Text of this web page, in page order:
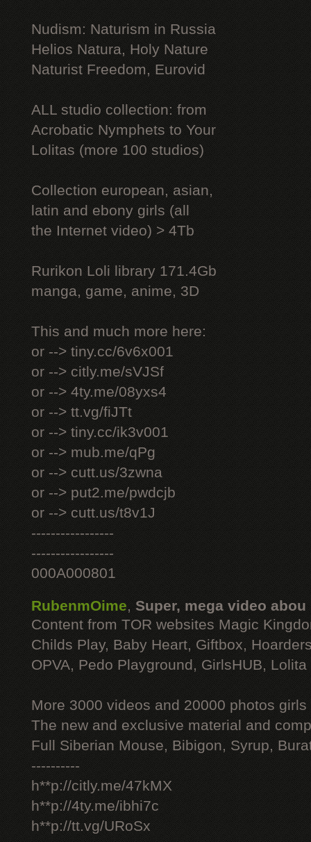
Nudism: Naturism in Russia
Helios Natura, Holy Nature
Naturist Freedom, Eurovid
ALL studio collection: from
Acrobatic Nymрhеts to Your
Lоlitаs (more 100 studios)
Collection european, asian,
latin and ebony girls (all
the Internet video) > 4Tb
Rurikon Lоli library 171.4Gb
manga, game, anime, 3D
This and much more here:
or --> tiny.cc/6v6x001
or --> citly.me/sVJSf
or --> 4ty.me/08yxs4
or --> tt.vg/fiJTt
or --> tiny.cc/ik3v001
or --> mub.me/qPg
or --> cutt.us/3zwna
or --> put2.me/pwdcjb
or --> cutt.us/t8v1J
-----------------
-----------------
000A000801
RubenmOime, Super, mega video abou
Content from TOR websites Magic
Childs Play, Baby Heart, Giftbox,
OPVA, Pedo Playground, GirlsHUB, Lolita
More 3000 videos and 20000 photos
The new and exclusive material and
Full Siberian Mouse, Bibigon, Syrup,
----------
h**p://citly.me/47kMX
h**p://4ty.me/ibhi7c
h**p://tt.vg/URoSx